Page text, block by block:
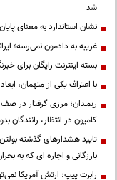
شد
نشان استاندارد به معنای
غریبه به دادمون نمی‌رسه؛
بسته اینترنت رایگان برای
با اعتراف یکی از متهمان،
کامیون در انتظار،
تایید هشدارهای گذشته
بارزگانی و اجاره ای که به
رابرت پیپ: ارتش آمریکا